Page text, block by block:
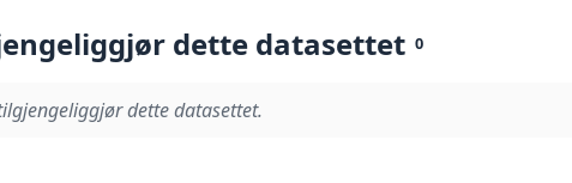
dette datasettet 0
dette datasettet.